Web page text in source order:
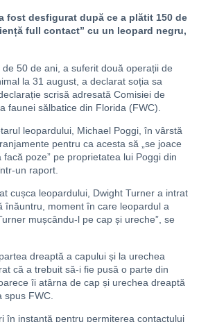
fost desfigurat după ce a plătit 150 de
full contact” cu un leopard negru,
50 de ani, a suferit două operații de
la 31 august, a declarat soția sa
scrisă adresată Comisiei de
faunei sălbatice din Florida (FWC).
leopardului, Michael Poggi, în vârstă
pentru ca acesta să „se joace
poze” pe proprietatea lui Poggi din
un raport.
cușca leopardului, Dwight Turner a intrat
înăuntru, moment în care leopardul a
mușcându-l pe cap și ureche”, se
dreaptă a capului și la urechea
că a trebuit să-i fie pusă o parte din
îi atârna de cap și urechea dreaptă
spus FWC.
în instanță pentru permiterea contactului